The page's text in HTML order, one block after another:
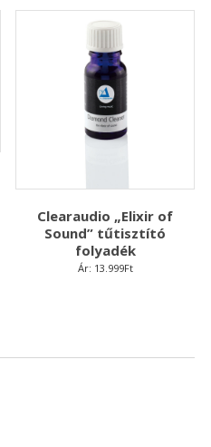
Clearaudio „Elixir of
Sound” tűtisztító
folyadék
Ár: 13.999Ft